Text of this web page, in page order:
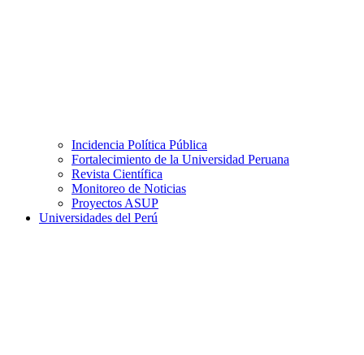
Incidencia Política Pública
Fortalecimiento de la Universidad Peruana
Revista Científica
Monitoreo de Noticias
Proyectos ASUP
Universidades del Perú